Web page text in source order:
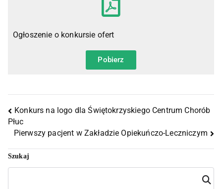
Ogłoszenie o konkursie ofert
Pobierz
Konkurs na logo dla Świętokrzyskiego Centrum Chorób
Płuc
Pierwszy pacjent w Zakładzie Opiekuńczo-Leczniczym
Szukaj
Szuka
j